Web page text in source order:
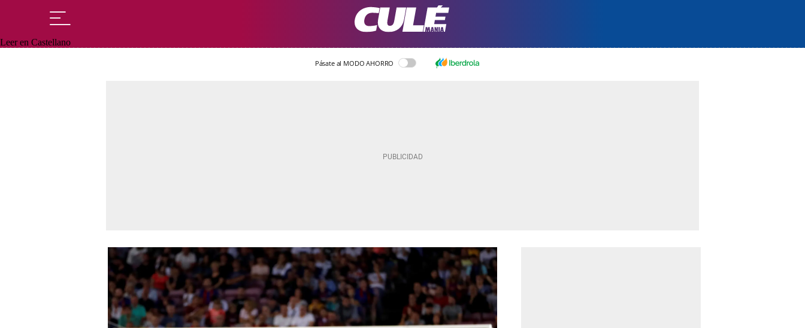
Leer en Castellano
Pásate al MODO AHORRO